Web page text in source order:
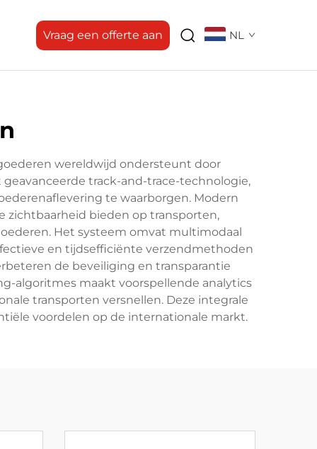
Vraag een offerte aan NL
wereldwijd ondersteunt door
track-and-trace-technologie,
te waarborgen. Modern
zichtbaarheid bieden op transporten,
Het systeem omvat multimodaal
en tijdsefficiënte verzendmethoden
de beveiliging en transparantie
algoritmes maakt voorspellende analytics
transporten versnellen. Deze integrale
voordelen op de internationale markt.